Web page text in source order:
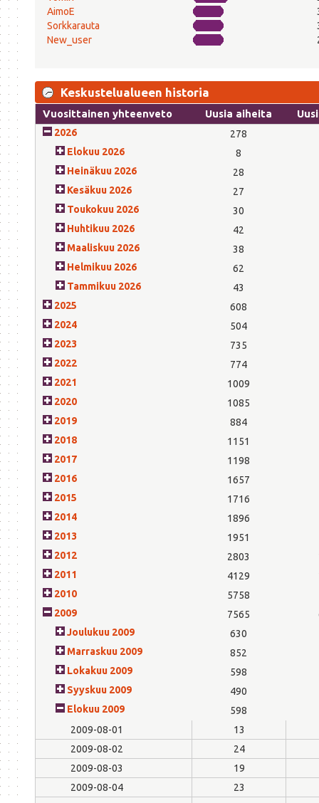
AimoE
Sorkkarauta
New_user
Keskustelualueen historia
Vuosittainen yhteenveto Uusia aiheita
2026
278
Elokuu 2026
8
Heinäkuu 2026
28
Kesäkuu 2026
27
Toukokuu 2026
30
Huhtikuu 2026
42
Maaliskuu 2026
38
Helmikuu 2026
62
Tammikuu 2026
43
2025
608
2024
504
2023
735
2022
774
2021
1009
2020
1085
2019
884
2018
1151
2017
1198
2016
1657
2015
1716
2014
1896
2013
1951
2012
2803
2011
4129
2010
5758
2009
7565
Joulukuu 2009
630
Marraskuu 2009
852
Lokakuu 2009
598
Syyskuu 2009
490
Elokuu 2009
598
2009-08-01
13
2009-08-02
24
2009-08-03
19
2009-08-04
23